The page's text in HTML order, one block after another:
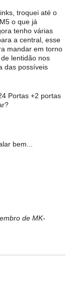
troquei até o
o que já
tenho várias
a central, esse
mandar em torno
lentidão nos
das possíveis
Portas +2 portas
bem...
de MK-